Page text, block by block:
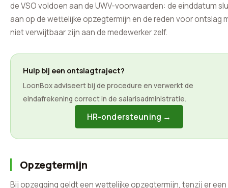
de VSO voldoen aan de UWV-voorwaarden: de einddatum
aan op de wettelijke opzegtermijn en de reden voor ontslag
niet verwijtbaar zijn aan de medewerker zelf.
Hulp bij een ontslagtraject?
LoonBox adviseert bij de procedure en verwerkt de
eindafrekening correct in de salarisadministratie.
HR-ondersteuning →
Opzegtermijn
Bij opzegging geldt een wettelijke opzegtermijn, tenzij er een